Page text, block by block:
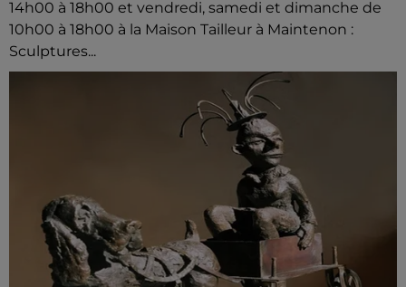
14h00 à 18h00 et vendredi, samedi et dimanche de
10h00 à 18h00 à la Maison Tailleur à Maintenon :
Sculptures...